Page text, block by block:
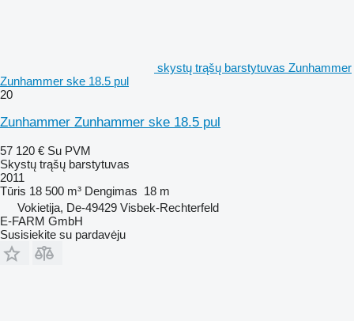
skystų trąšų barstytuvas Zunhammer
Zunhammer ske 18.5 pul
20
Zunhammer Zunhammer ske 18.5 pul
57 120 € Su PVM
Skystų trąšų barstytuvas
2011
Tūris 18 500 m³ Dengimas 18 m
Vokietija, De-49429 Visbek-Rechterfeld
E-FARM GmbH
Susisiekite su pardavėju